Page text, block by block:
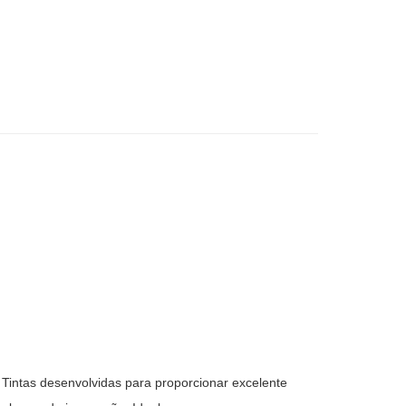
desenvolvidas para proporcionar excelente